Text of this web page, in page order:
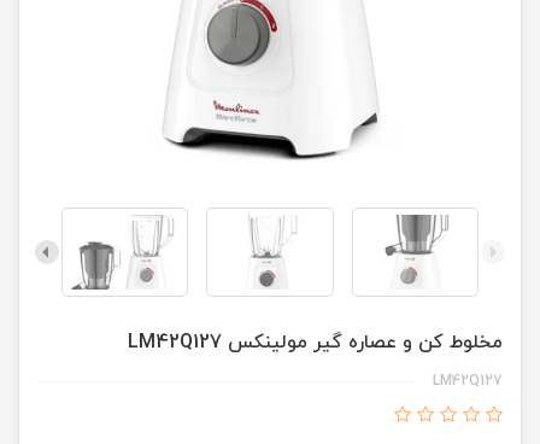
مخلوط کن و عصاره گیر مولینکس LM42Q127
LM42Q127